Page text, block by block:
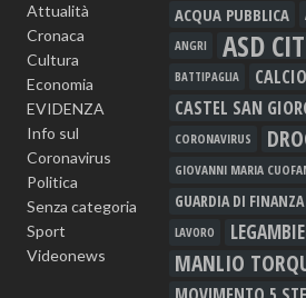
Attualità
Cronaca
Cultura
Economia
EVIDENZA
Info sul
Coronavirus
Politica
Senza categoria
Sport
Videonews
ACQUA PUBBLICA
ANGRI
ASD
BATTIPAGLIA CALCIO
CASTEL SAN
CORONAVIRUS
GIOVANNI MARIA
GUARDIA DI FINANZA
LAVORO
MANLIO